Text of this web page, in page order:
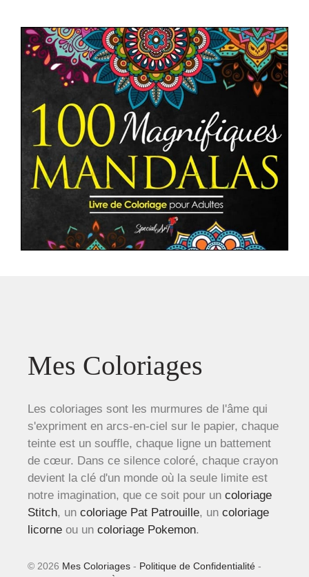
Mes Coloriages
Les coloriages sont les murmures de l'âme qui
s'expriment en arcs-en-ciel sur le papier, chaque
teinte est un souffle, chaque ligne un battement
de cœur. Dans ce silence coloré, chaque crayon
devient la clé d'un monde où la seule limite est
notre imagination, que ce soit pour un coloriage
Stitch, un coloriage Pat Patrouille, un coloriage
licorne ou un coloriage Pokemon.
© 2026 Mes Coloriages - Politique de Confidentialité -